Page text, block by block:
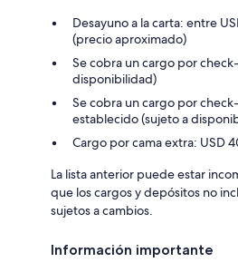
Desayuno a la carta: entre
(precio aproximado)
Se cobra un cargo por
disponibilidad)
Se cobra un cargo por
establecido (sujeto a
Cargo por cama extra: USD
La lista anterior puede estar
que los cargos y depósitos no
sujetos a cambios.
Información importante